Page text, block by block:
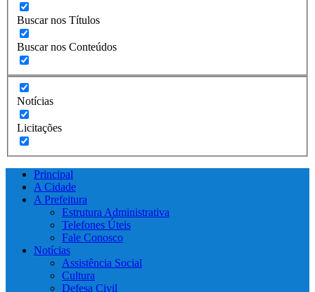
Buscar nos Títulos
Buscar nos Conteúdos
Notícias
Licitações
Principal
A Cidade
A Prefeitura
Estrutura Administrativa
Telefones Úteis
Fale Conosco
Notícias
Assistência Social
Cultura
Defesa Civil